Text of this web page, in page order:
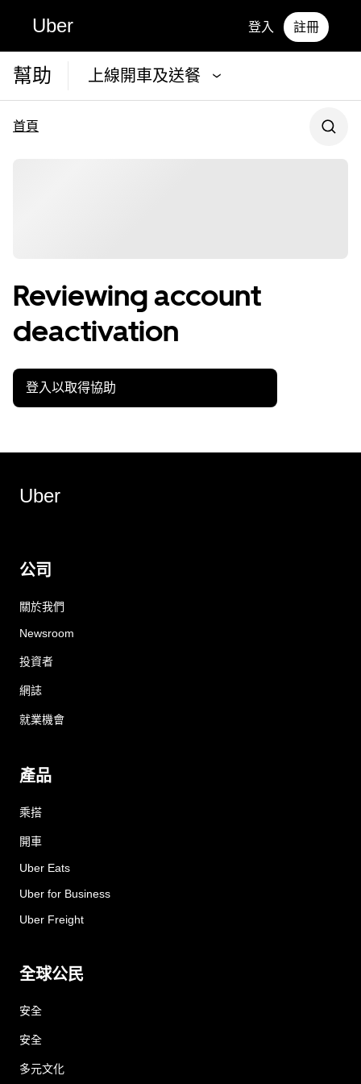
Uber 登入 註冊
幫助 上線開車及送餐
首頁
Reviewing account
deactivation
登入以取得協助
Uber
公司
關於我們
Newsroom
投資者
網誌
就業機會
產品
乘搭
開車
Uber Eats
Uber for Business
Uber Freight
全球公民
安全
安全
多元文化